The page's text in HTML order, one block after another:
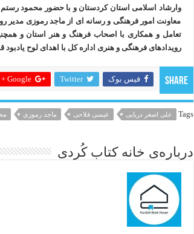
وارشاد اسلامی استان کردستان و با حضور محمود
معاونت امور فرهنگی و رسانه ای از ماجد رموزی
تعامل و همکاری با اصحاب فرهنگ و هنر استان و
رویدادهای فرهنگی و هنری اداره کل با اهدای لوح یادبود
Share فیس بوک Twitter
Google +
Tags علی اصغر دریایی عیسی فلاحی ماجد رموزی
درباره‌ی خانه کتاب کُردی